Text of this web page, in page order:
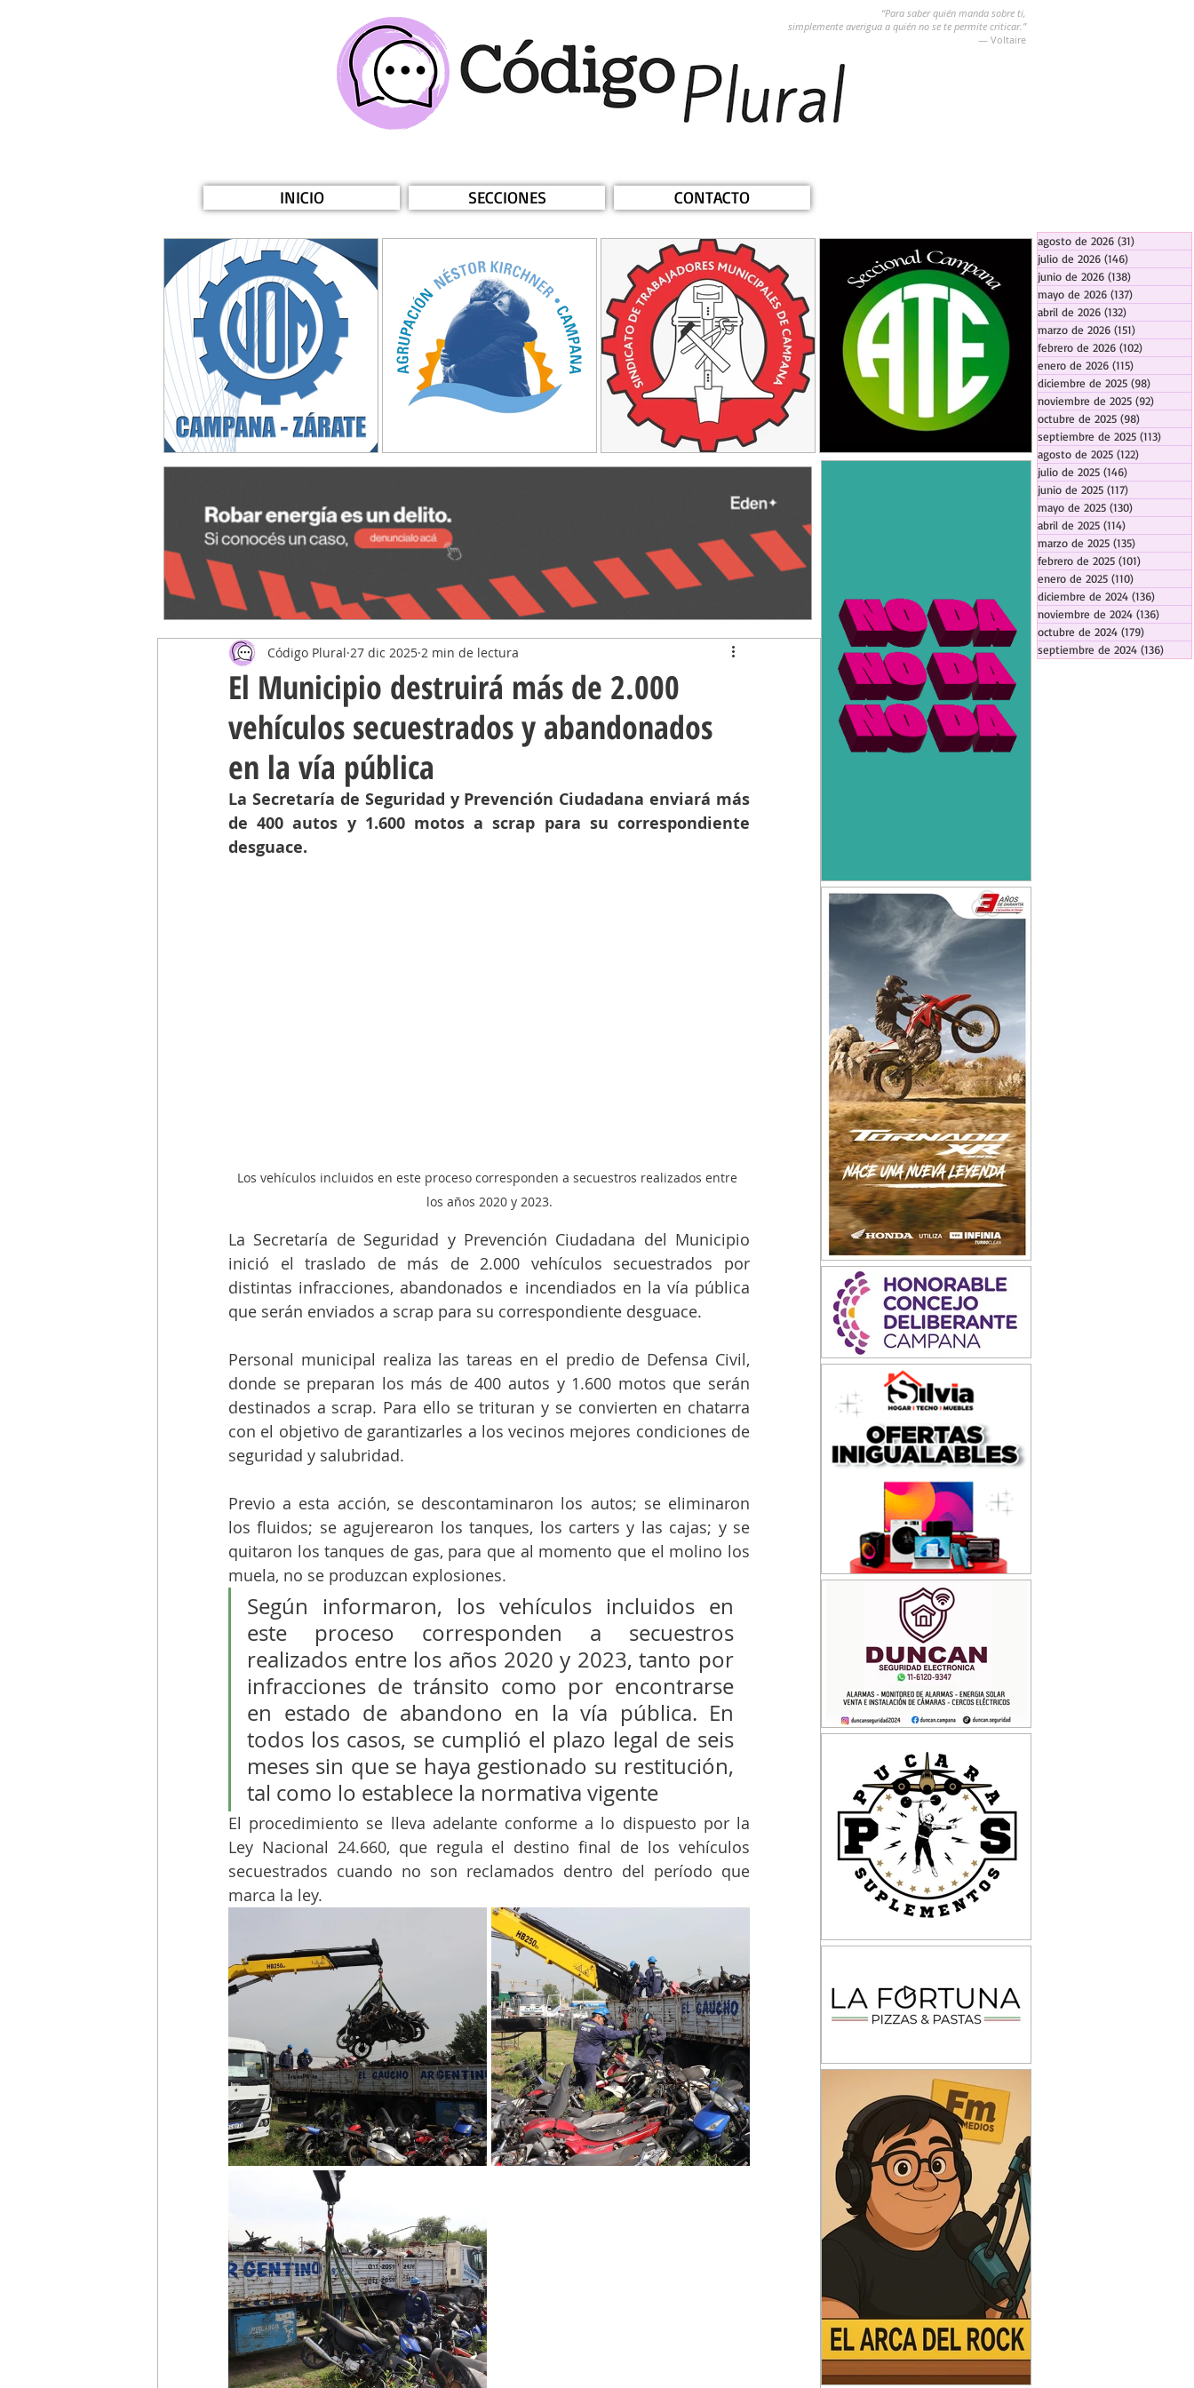
“Para saber quién manda sobre ti,
simplemente averigua a quién no se te permite criticar.”
― Voltaire
INICIO SECCIONES CONTACTO
El Municipio destruirá más de 2.000
vehículos secuestrados y abandonados
en la vía pública
Código Plural 27 dic 2025 2 min de lectura
La Secretaría de Seguridad y Prevención Ciudadana enviará más
de 400 autos y 1.600 motos a scrap para su correspondiente
desguace.
Los vehículos incluidos en este proceso corresponden a secuestros realizados entre
los años 2020 y 2023.
La Secretaría de Seguridad y Prevención Ciudadana del Municipio
inició el traslado de más de 2.000 vehículos secuestrados por
distintas infracciones, abandonados e incendiados en la vía pública
que serán enviados a scrap para su correspondiente desguace.
Personal municipal realiza las tareas en el predio de Defensa Civil,
donde se preparan los más de 400 autos y 1.600 motos que serán
destinados a scrap. Para ello se trituran y se convierten en chatarra
con el objetivo de garantizarles a los vecinos mejores condiciones de
seguridad y salubridad.
Previo a esta acción, se descontaminaron los autos; se eliminaron
los fluidos; se agujerearon los tanques, los carters y las cajas; y se
quitaron los tanques de gas, para que al momento que el molino los
muela, no se produzcan explosiones.
Según informaron, los vehículos incluidos en
este proceso corresponden a secuestros
realizados entre los años 2020 y 2023, tanto por
infracciones de tránsito como por encontrarse
en estado de abandono en la vía pública. En
todos los casos, se cumplió el plazo legal de seis
meses sin que se haya gestionado su restitución,
tal como lo establece la normativa vigente
El procedimiento se lleva adelante conforme a lo dispuesto por la
Ley Nacional 24.660, que regula el destino final de los vehículos
secuestrados cuando no son reclamados dentro del período que
marca la ley.
agosto de 2026 (31)
julio de 2026 (146)
junio de 2026 (138)
mayo de 2026 (137)
abril de 2026 (132)
marzo de 2026 (151)
febrero de 2026 (102)
enero de 2026 (115)
diciembre de 2025 (98)
noviembre de 2025 (92)
octubre de 2025 (98)
septiembre de 2025 (113)
agosto de 2025 (122)
julio de 2025 (146)
junio de 2025 (117)
mayo de 2025 (130)
abril de 2025 (114)
marzo de 2025 (135)
febrero de 2025 (101)
enero de 2025 (110)
diciembre de 2024 (136)
noviembre de 2024 (136)
octubre de 2024 (179)
septiembre de 2024 (136)